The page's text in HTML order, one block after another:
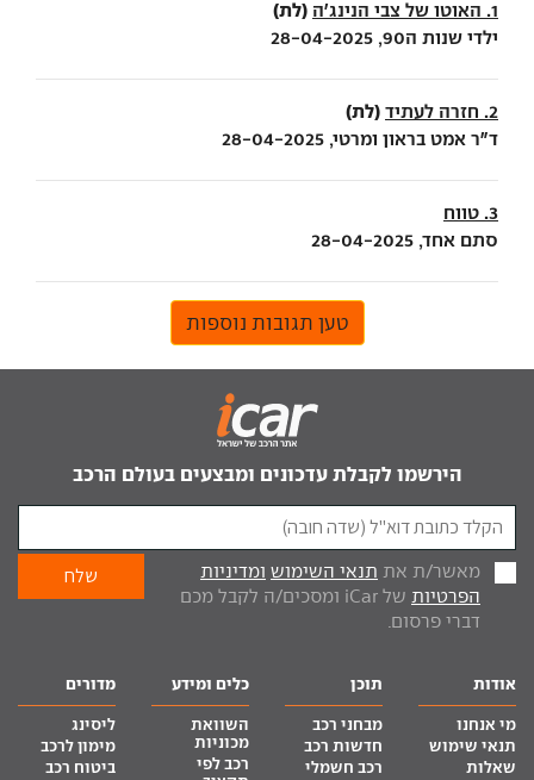
1. האוטו של צבי הנינג'ה (לת)
ילדי שנות ה90, 28-04-2025
2. חזרה לעתיד (לת)
ד"ר אמט בראון ומרטי, 28-04-2025
3. טווח
סתם אחד, 28-04-2025
טען תגובות נוספות
הירשמו לקבלת עדכונים ומבצעים בעולם הרכב
מאשר/ת את תנאי השימוש ומדיניות
הפרטיות
של iCar ומסכים/ה לקבל מכם
דברי פרסום.
אודות
מי אנחנו
תנאי שימוש
שאלות
תוכן
מבחני רכב
חדשות רכב
רכב חשמלי
כלים ומידע
השוואת
מכוניות
רכב לפי
מדורים
ליסינג
מימון לרכב
ביטוח רכב